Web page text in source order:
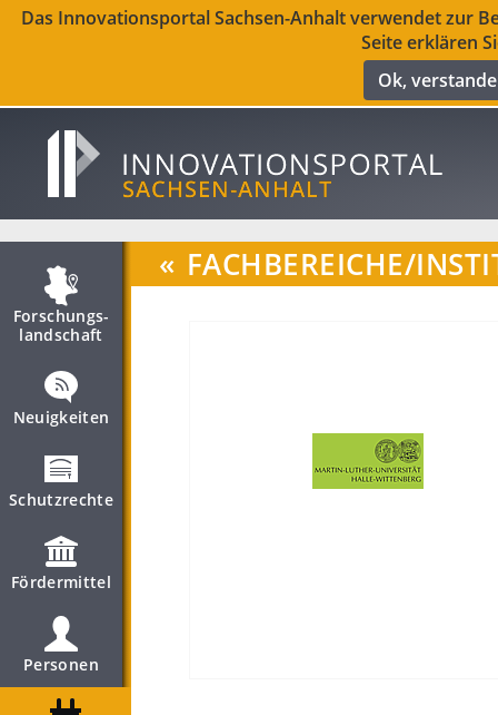
Das Innovationsportal Sachsen-Anhalt verwendet zur
Seite erklären
Ok,
Forschungs­
landschaft
Neuigkeiten
Schutzrechte
Fördermittel
Personen
« FACHBEREICHE/